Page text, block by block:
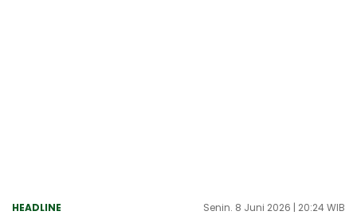
HEADLINE Senin. 8 Juni 2026 | 20:24 WIB